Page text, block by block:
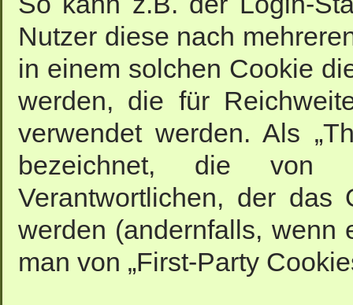
Nutzer diese nach
in einem solchen Cookie
werden, die für
verwendet werden. Als
bezeichnet, die von
Verantwortlichen, der das
werden (andernfalls, wenn
man von „First-Party